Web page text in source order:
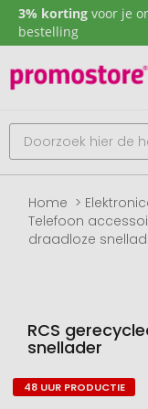
3% korting voor je
bestelling
Home
Telefoon
draadloze
RCS
snellader
Naar
48 UUR PRODUCTIE